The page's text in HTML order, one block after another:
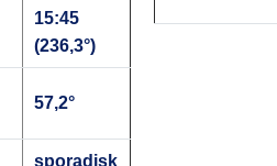
15:45
(236,3°)
57,2°
sporadisk